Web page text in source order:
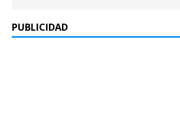
PUBLICIDAD